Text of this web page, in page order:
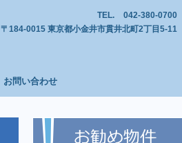
TEL.
042-380-0700
〒184-0015 東京都小金井市貫井北町2丁目5-11
お問い合わせ